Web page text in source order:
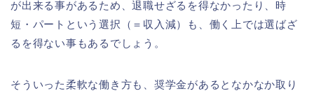
が出来る事があるため、退職せざるを得なかったり、時
短・パートという選択（＝収入減）も、働く上では選ばざ
るを得ない事もあるでしょう。
そういった柔軟な働き方も、奨学金があるとなかなか取り